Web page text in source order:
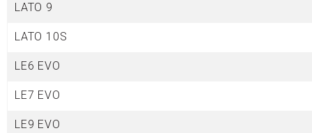
LATO 9
LATO 10S
LE6 EVO
LE7 EVO
LE9 EVO